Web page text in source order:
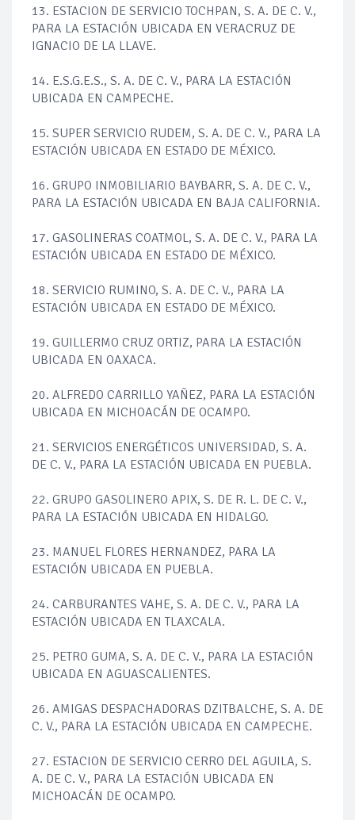
13. ESTACION DE SERVICIO TOCHPAN, S. A. DE C. V.,
PARA LA ESTACIÓN UBICADA EN VERACRUZ DE
IGNACIO DE LA LLAVE.
14. E.S.G.E.S., S. A. DE C. V., PARA LA ESTACIÓN
UBICADA EN CAMPECHE.
15. SUPER SERVICIO RUDEM, S. A. DE C. V., PARA LA
ESTACIÓN UBICADA EN ESTADO DE MÉXICO.
16. GRUPO INMOBILIARIO BAYBARR, S. A. DE C. V.,
PARA LA ESTACIÓN UBICADA EN BAJA CALIFORNIA.
17. GASOLINERAS COATMOL, S. A. DE C. V., PARA LA
ESTACIÓN UBICADA EN ESTADO DE MÉXICO.
18. SERVICIO RUMINO, S. A. DE C. V., PARA LA
ESTACIÓN UBICADA EN ESTADO DE MÉXICO.
19. GUILLERMO CRUZ ORTIZ, PARA LA ESTACIÓN
UBICADA EN OAXACA.
20. ALFREDO CARRILLO YAÑEZ, PARA LA ESTACIÓN
UBICADA EN MICHOACÁN DE OCAMPO.
21. SERVICIOS ENERGÉTICOS UNIVERSIDAD, S. A.
DE C. V., PARA LA ESTACIÓN UBICADA EN PUEBLA.
22. GRUPO GASOLINERO APIX, S. DE R. L. DE C. V.,
PARA LA ESTACIÓN UBICADA EN HIDALGO.
23. MANUEL FLORES HERNANDEZ, PARA LA
ESTACIÓN UBICADA EN PUEBLA.
24. CARBURANTES VAHE, S. A. DE C. V., PARA LA
ESTACIÓN UBICADA EN TLAXCALA.
25. PETRO GUMA, S. A. DE C. V., PARA LA ESTACIÓN
UBICADA EN AGUASCALIENTES.
26. AMIGAS DESPACHADORAS DZITBALCHE, S. A. DE
C. V., PARA LA ESTACIÓN UBICADA EN CAMPECHE.
27. ESTACION DE SERVICIO CERRO DEL AGUILA, S.
A. DE C. V., PARA LA ESTACIÓN UBICADA EN
MICHOACÁN DE OCAMPO.